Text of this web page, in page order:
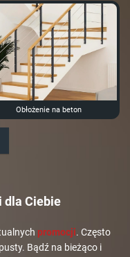
Obłożenie na beton
dla Ciebie
promocji. Często
Bądź na bieżąco i